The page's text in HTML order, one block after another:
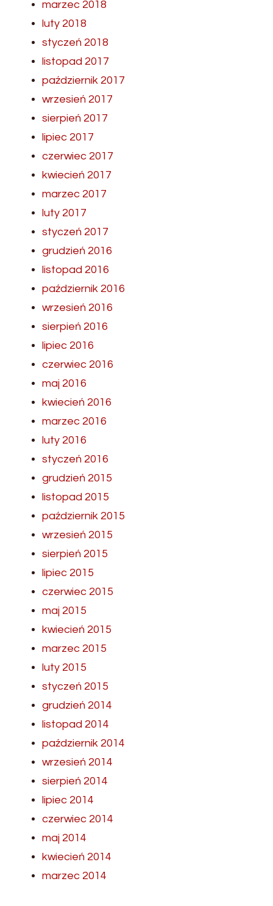
marzec 2018
luty 2018
styczeń 2018
listopad 2017
październik 2017
wrzesień 2017
sierpień 2017
lipiec 2017
czerwiec 2017
kwiecień 2017
marzec 2017
luty 2017
styczeń 2017
grudzień 2016
listopad 2016
październik 2016
wrzesień 2016
sierpień 2016
lipiec 2016
czerwiec 2016
maj 2016
kwiecień 2016
marzec 2016
luty 2016
styczeń 2016
grudzień 2015
listopad 2015
październik 2015
wrzesień 2015
sierpień 2015
lipiec 2015
czerwiec 2015
maj 2015
kwiecień 2015
marzec 2015
luty 2015
styczeń 2015
grudzień 2014
listopad 2014
październik 2014
wrzesień 2014
sierpień 2014
lipiec 2014
czerwiec 2014
maj 2014
kwiecień 2014
marzec 2014